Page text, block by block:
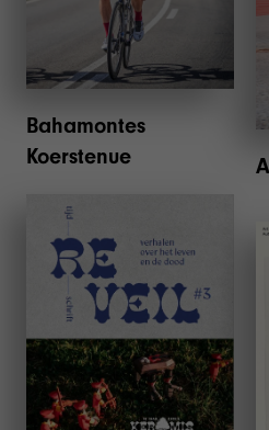
Bahamontes
Koerstenue
Reveil